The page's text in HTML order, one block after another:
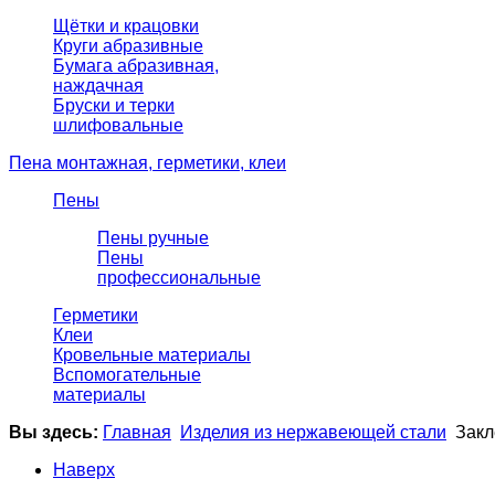
Щётки и крацовки
Круги абразивные
Бумага абразивная,
наждачная
Бруски и терки
шлифовальные
Пена монтажная, герметики, клеи
Пены
Пены ручные
Пены
профессиональные
Герметики
Клеи
Кровельные материалы
Вспомогательные
материалы
Вы здесь: Главная Изделия из нержавеющей стали
Наверх